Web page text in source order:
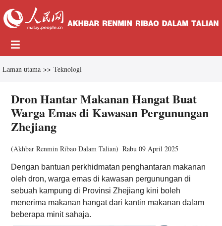
Laman utama >> Teknologi
Dron Hantar Makanan Hangat Buat
Warga Emas di Kawasan Pergunungan
Zhejiang
(Akhbar Renmin Ribao Dalam Talian) Rabu 09 April 2025
Dengan bantuan perkhidmatan penghantaran makanan
oleh dron, warga emas di kawasan pergunungan di
sebuah kampung di Provinsi Zhejiang kini boleh
menerima makanan hangat dari kantin makanan dalam
beberapa minit sahaja.